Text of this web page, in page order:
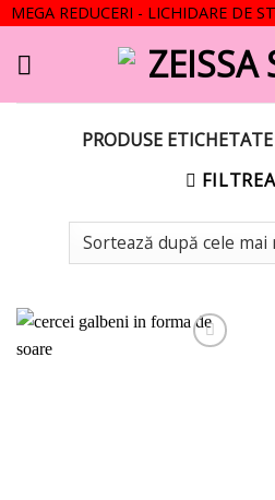
MEGA REDUCERI - LICHIDARE DE
PRODUSE ETICHETATE